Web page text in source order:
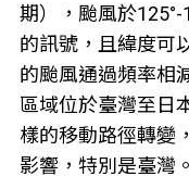
期），颱風於
的訊號，且緯度可
的颱風通過頻率相
區域位於臺灣至日
樣的移動路徑轉變
影響，特別是臺灣。